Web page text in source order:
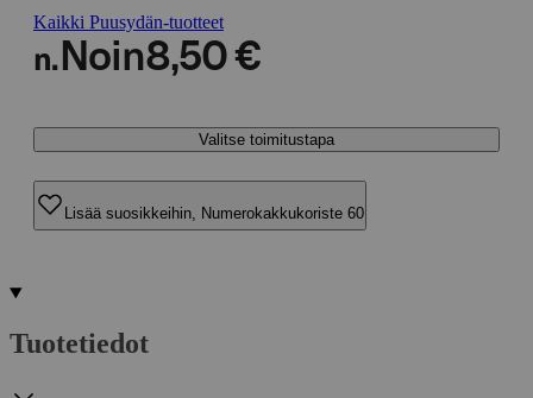
Kaikki Puusydän-tuotteet
n. Noin8,50 €
Valitse toimitustapa
Lisää suosikkeihin, Numerokakkukoriste 60
Tuotetiedot